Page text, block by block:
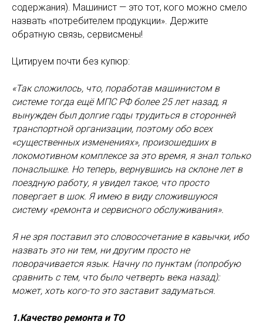
содержания). Машинист — это тот, кого можно смело
назвать «потребителем продукции». Держите
обратную связь, сервисмены!
Цитируем почти без купюр:
«Так сложилось, что, поработав машинистом в
системе тогда ещё МПС РФ более 25 лет назад, я
вынужден был долгие годы трудиться в сторонней
транспортной организации, поэтому обо всех
«существенных изменениях», произошедших в
локомотивном комплексе за это время, я знал только
понаслышке. Но теперь, вернувшись на склоне лет в
поездную работу, я увидел такое, что просто
повергает в шок. Я имею в виду сложившуюся
систему «ремонта и сервисного обслуживания».
Я не зря поставил это словосочетание в кавычки, ибо
назвать это ни тем, ни другим просто не
поворачивается язык. Начну по пунктам (попробую
сравнить с тем, что было четверть века назад):
может, хоть кого-то это заставит задуматься.
1.Качество ремонта и ТО